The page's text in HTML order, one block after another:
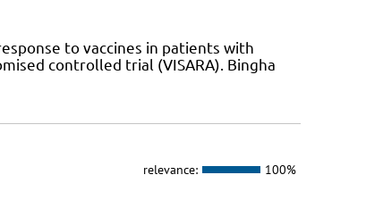
to vaccines in patients with
controlled trial (VISARA). Bingha
relevance: 100%